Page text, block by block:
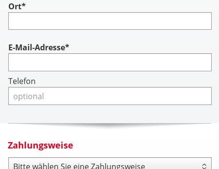
Ort*
Account
E-Mail-Adresse*
Telefon
Zahlungsweise
Zahlungsweise